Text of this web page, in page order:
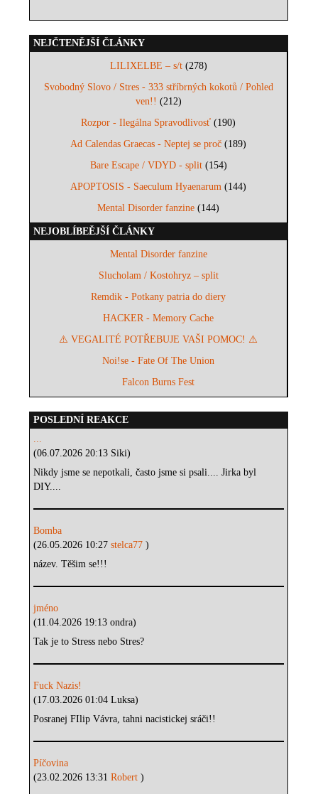
NEJČTENĚJŠÍ ČLÁNKY
LILIXELBE – s/t(278)
Svobodný Slovo / Stres - 333 stříbrných kokotů / Pohled
ven!! (212)
Rozpor - Ilegálna Spravodlivosť (190)
Ad Calendas Graecas - Neptej se proč (189)
Bare Escape / VDYD - split(154)
APOPTOSIS - Saeculum Hyaenarum (144)
Mental Disorder fanzine (144)
NEJOBLÍBEĚJŠÍ ČLÁNKY
Mental Disorder fanzine
Slucholam / Kostohryz – split
Remdik - Potkany patria do diery
HACKER - Memory Cache
⚠️ VEGALITÉ POTŘEBUJE VAŠI POMOC! ⚠️
Noi!se - Fate Of The Union
Falcon Burns Fest
POSLEDNÍ REAKCE
...
(06.07.2026 20:13 Siki)
Nikdy jsme se nepotkali, často jsme si psali.... Jirka byl
DIY....
Bomba
(26.05.2026 10:27stelca77)
název. Těšim se!!!
jméno
(11.04.2026 19:13 ondra)
Tak je to Stress nebo Stres?
Fuck Nazis!
(17.03.2026 01:04 Luksa)
Posranej FIlip Vávra, tahni nacistickej sráči!!
Píčovina
(23.02.2026 13:31Robert)